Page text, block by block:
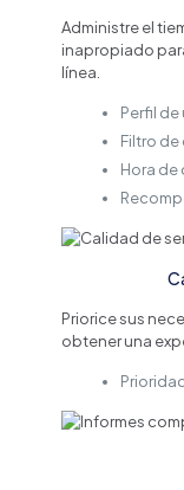
Administre el
inapropiado
línea.
Perfil
Filtro
Hora de
Priorice sus
obtener una